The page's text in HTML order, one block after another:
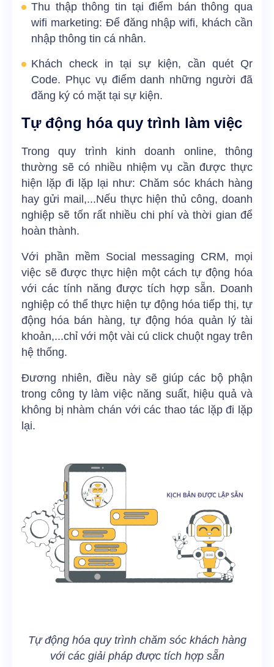
Thu thập thông tin tại điểm bán thông qua
wifi marketing: Để đăng nhập wifi, khách cần
nhập thông tin cá nhân.
Khách check in tại sự kiện, cần quét Qr
Code. Phục vụ điểm danh những người đã
đăng ký có mặt tại sự kiện.
Tự động hóa quy trình làm việc
Trong quy trình kinh doanh online, thông
thường sẽ có nhiều nhiệm vụ cần được thực
hiện lặp đi lặp lại như: Chăm sóc khách hàng
hay gửi mail,...Nếu thực hiện thủ công, doanh
nghiệp sẽ tốn rất nhiều chi phí và thời gian để
hoàn thành.
Với phần mềm Social messaging CRM, mọi
việc sẽ được thực hiện một cách tự động hóa
với các tính năng được tích hợp sẵn. Doanh
nghiệp có thể thực hiện tự động hóa tiếp thị, tự
động hóa bán hàng, tự động hóa quản lý tài
khoản,...chỉ với một vài cú click chuột ngay trên
hệ thống.
Đương nhiên, điều này sẽ giúp các bộ phận
trong công ty làm việc năng suất, hiệu quả và
không bị nhàm chán với các thao tác lặp đi lặp
lại.
Tự động hóa quy trình chăm sóc khách hàng
với các giải pháp được tích hợp sẵn